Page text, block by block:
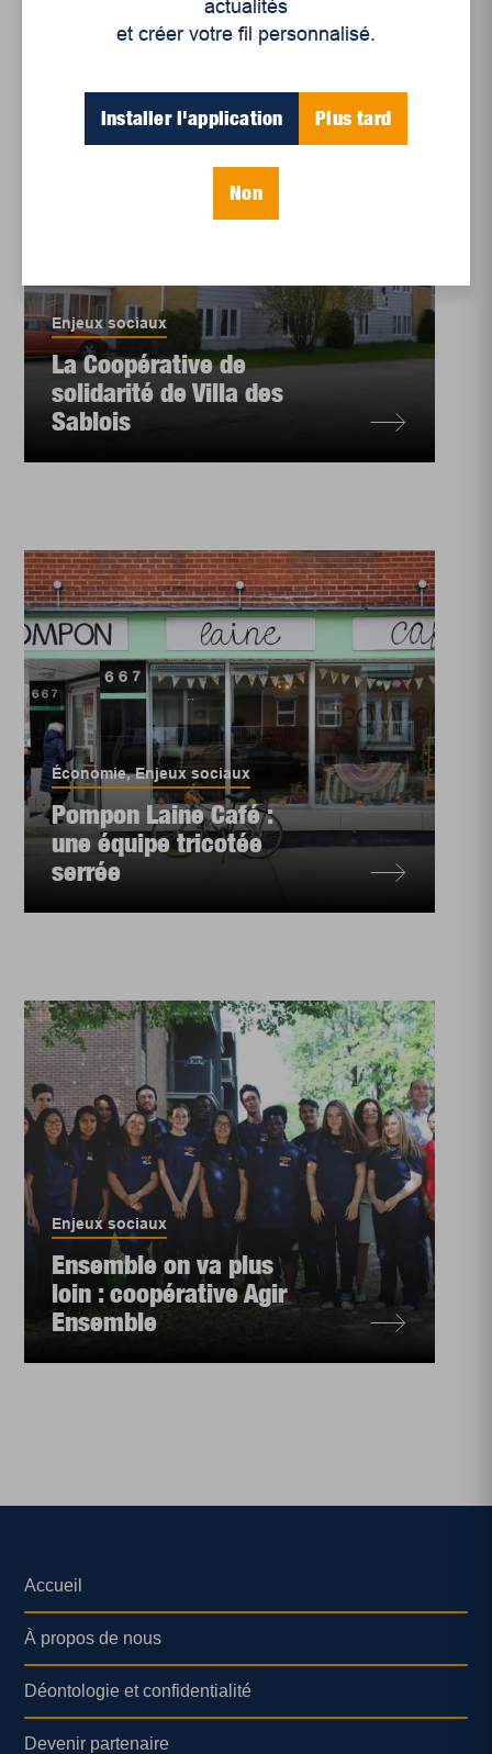
Enjeux sociaux
La Coopérative de
solidarité de Villa des
Sablois
Économie,Enjeux sociaux
Pompon Laine Café :
une équipe tricotée
serrée
Enjeux sociaux
Ensemble on va plus
loin : coopérative Agir
Ensemble
actualités
et créer votre fil personnalisé.
Installer l'application Plus tard
Non
Accueil
À propos de nous
Déontologie et confidentialité
Devenir partenaire